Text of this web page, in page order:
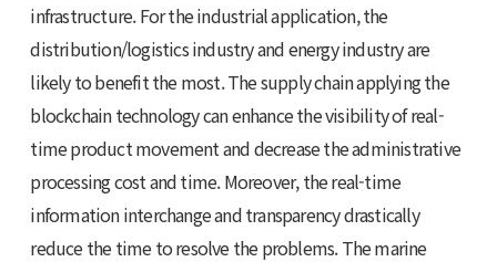
infrastructure. For the industrial application, the
distribution/logistics industry and energy industry are
likely to benefit the most. The supply chain applying the
blockchain technology can enhance the visibility of real-
time product movement and decrease the administrative
processing cost and time. Moreover, the real-time
information interchange and transparency drastically
reduce the time to resolve the problems. The marine